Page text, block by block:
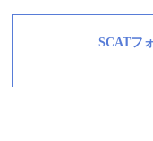
SCATフ